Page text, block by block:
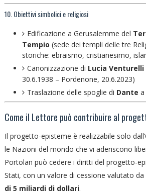
10. Obiettivi simbolici e religiosi
Edificazione a Gerusalemme del
Tempio (sede dei templi delle tre
storiche: ebraismo, cristianesimo,
Canonizzazione di Lucia Venturelli
30.6.1938 – Pordenone, 20.6.2023)
Traslazione delle spoglie di Dante a
Come il Lettore può contribuire al
Il progetto-episteme è realizzabile solo
le Nazioni del mondo che vi aderiscono
Portolan può cedere i diritti del progetto-
Stati, con un valore di cessione valutato
di 5 miliardi di dollari.